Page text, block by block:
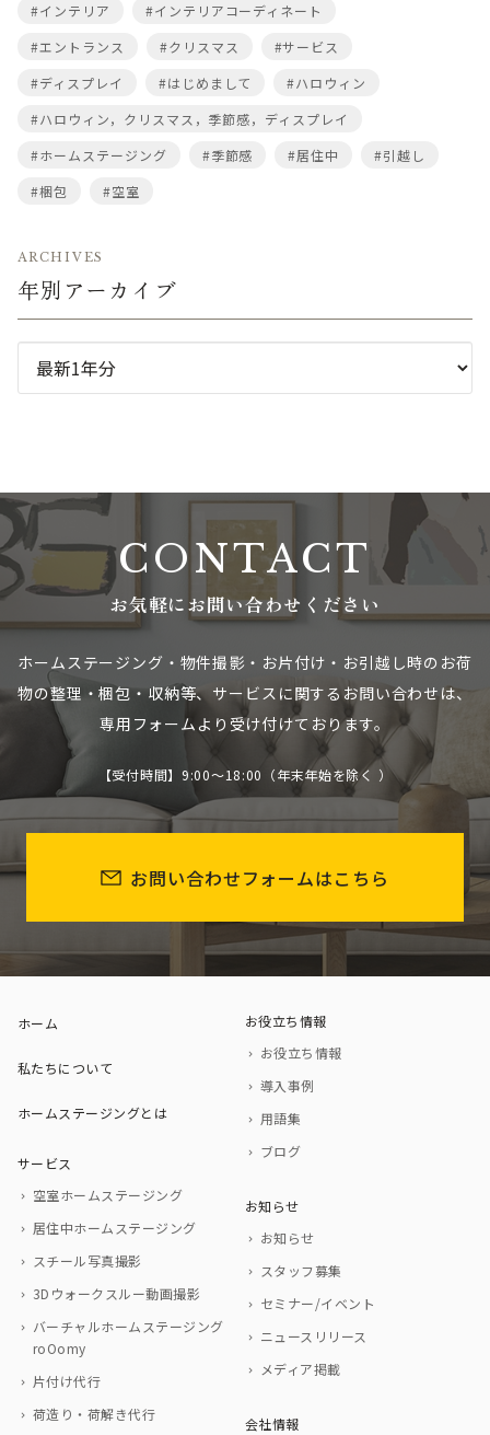
#インテリア
#インテリアコーディネート
#エントランス
#クリスマス
#サービス
#ディスプレイ
#はじめまして
#ハロウィン
#ハロウィン，クリスマス，季節感，ディスプレイ
#ホームステージング
#季節感 #居住中
#引越し
#梱包
#空室
ARCHIVES
年別アーカイブ
CONTACT
お気軽にお問い合わせください
ホームステージング・物件撮影・お片付け・お引越し時のお荷
物の整理・梱包・収納等、 サービスに関するお問い合わせは、
専用フォームより受け付けております。
【受付時間】9:00～18:00（年末年始を除く ）
お問い合わせフォームはこちら
ホーム
私たちについて
ホームステージングとは
サービス
空室ホームステージング
居住中ホームステージング
スチール写真撮影
3Dウォークスルー動画撮影
バーチャルホームステージング
roOomy
片付け代行
荷造り・荷解き代行
お役立ち情報
お役立ち情報
導入事例
用語集
ブログ
お知らせ
お知らせ
スタッフ募集
セミナー/イベント
ニュースリリース
メディア掲載
会社情報